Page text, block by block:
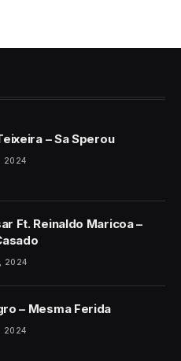
– Sa Sperou
2024
Ft. Reinaldo Maricoa –
2024
– Mesma Ferida
2024